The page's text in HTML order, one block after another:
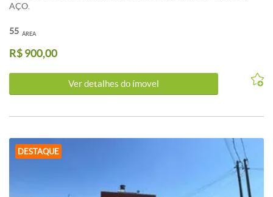
AÇO.
ÁREA
55
R$ 900,00
Ver detalhes do ímovel
DESTAQUE